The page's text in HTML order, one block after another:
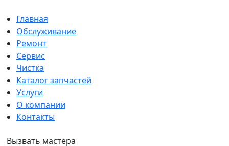
Главная
Обслуживание
Ремонт
Сервис
Чистка
Каталог запчастей
Услуги
О компании
Контакты
Вызвать мастера